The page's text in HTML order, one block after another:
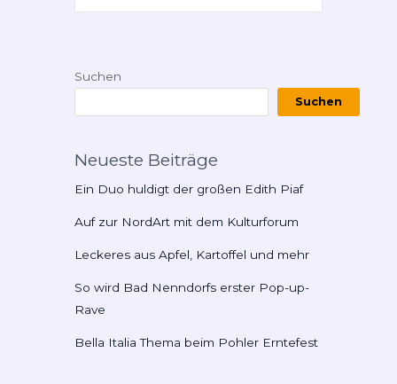
Suchen
Suchen
Neueste Beiträge
Ein Duo huldigt der großen Edith Piaf
Auf zur NordArt mit dem Kulturforum
Leckeres aus Apfel, Kartoffel und mehr
So wird Bad Nenndorfs erster Pop-up-
Rave
Bella Italia Thema beim Pohler Erntefest